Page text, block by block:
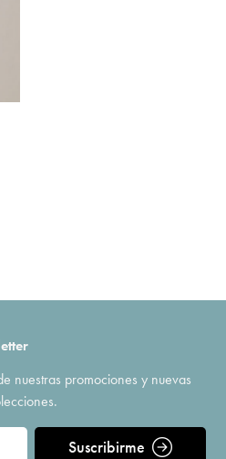
nuestras promociones y nuevas
Suscribirme